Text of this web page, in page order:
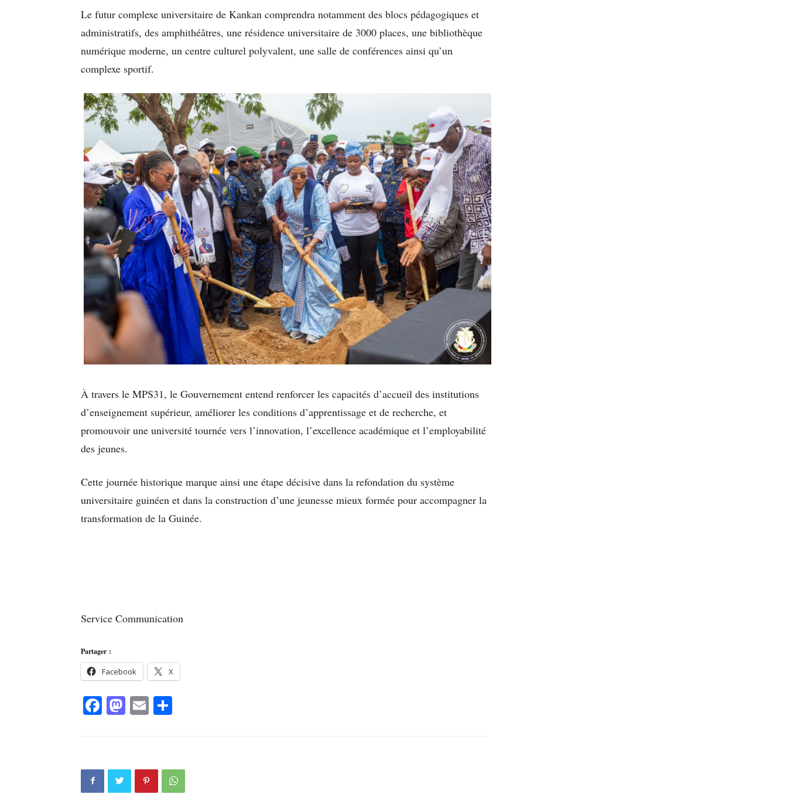
Le futur complexe universitaire de Kankan comprendra notamment des blocs pédagogiques et
administratifs, des amphithéâtres, une résidence universitaire de 3000 places, une bibliothèque
numérique moderne, un centre culturel polyvalent, une salle de conférences ainsi qu’un
complexe sportif.
À travers le MPS31, le Gouvernement entend renforcer les capacités d’accueil des institutions
d’enseignement supérieur, améliorer les conditions d’apprentissage et de recherche, et
promouvoir une université tournée vers l’innovation, l’excellence académique et l’employabilité
des jeunes.
Cette journée historique marque ainsi une étape décisive dans la refondation du système
universitaire guinéen et dans la construction d’une jeunesse mieux formée pour accompagner la
transformation de la Guinée.
Service Communication
Partager :
Facebook X
Facebook
Mastodon
Email